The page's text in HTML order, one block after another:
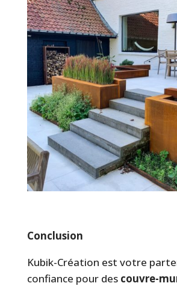
Conclusion
Kubik-Création est votre
confiance pour des couvre-